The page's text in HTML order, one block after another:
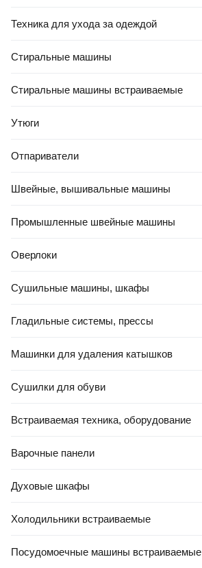
Техника для ухода за одеждой
Стиральные машины
Стиральные машины встраиваемые
Утюги
Отпариватели
Швейные, вышивальные машины
Промышленные швейные машины
Оверлоки
Сушильные машины, шкафы
Гладильные системы, прессы
Машинки для удаления катышков
Сушилки для обуви
Встраиваемая техника, оборудование
Варочные панели
Духовые шкафы
Холодильники встраиваемые
Посудомоечные машины встраиваемые
Название расцветки
брашированное золото золото